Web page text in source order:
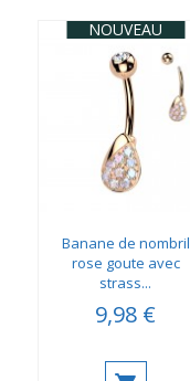
NOUVEAU
Banane de nombril
rose goute avec
strass...
9,98 €